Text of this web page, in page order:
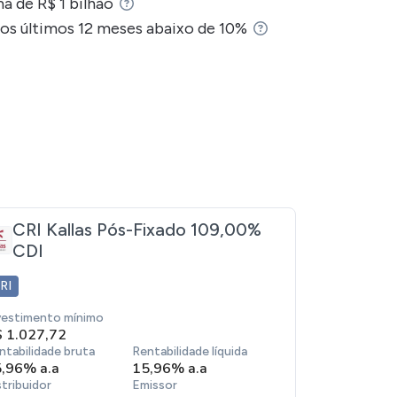
Patologia Clínica (MAP) pelos médicos
um processo de expansão por meio da
tarde, em
oferta pública para aquisição do controle
grupo.
últimos 12 meses abaixo de 10%
CRI Kallas Pós-Fixado 109,00%
CDI
mínimo
1.027,72
bruta
a.a
Rentabilidade líquida
15,96% a.a
Emissor